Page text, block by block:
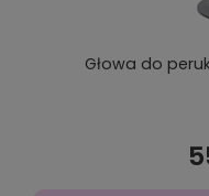
Głowa do